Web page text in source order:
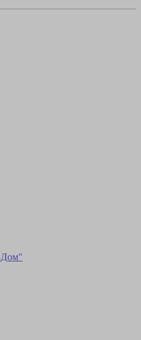
Дом"